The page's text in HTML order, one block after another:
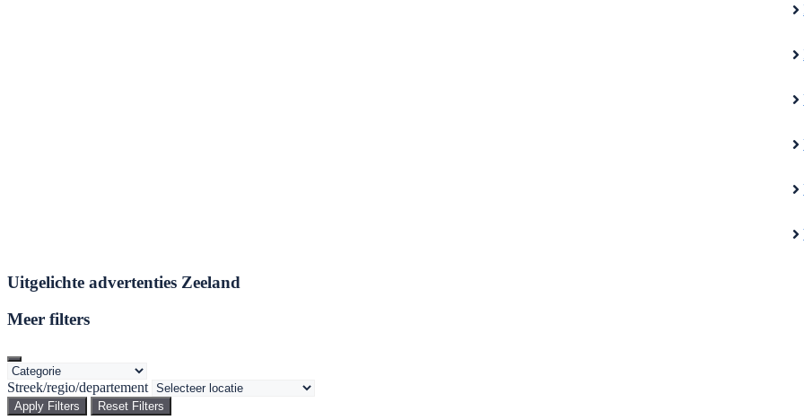
Uitgelichte advertenties Zeeland
Meer filters
Streek/regio/departement
Apply Filters Reset Filters